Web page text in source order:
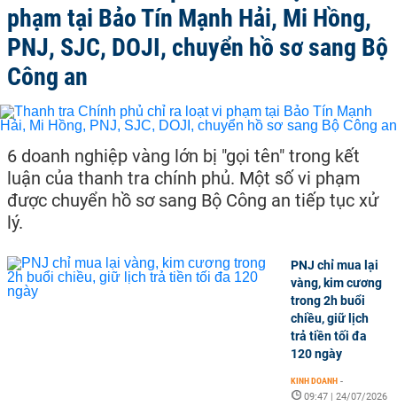
phạm tại Bảo Tín Mạnh Hải, Mi Hồng,
PNJ, SJC, DOJI, chuyển hồ sơ sang Bộ
Công an
6 doanh nghiệp vàng lớn bị "gọi tên" trong kết
luận của thanh tra chính phủ. Một số vi phạm
được chuyển hồ sơ sang Bộ Công an tiếp tục xử
lý.
PNJ chỉ mua lại
vàng, kim cương
trong 2h buổi
chiều, giữ lịch
trả tiền tối đa
120 ngày
KINH DOANH -
09:47 | 24/07/2026